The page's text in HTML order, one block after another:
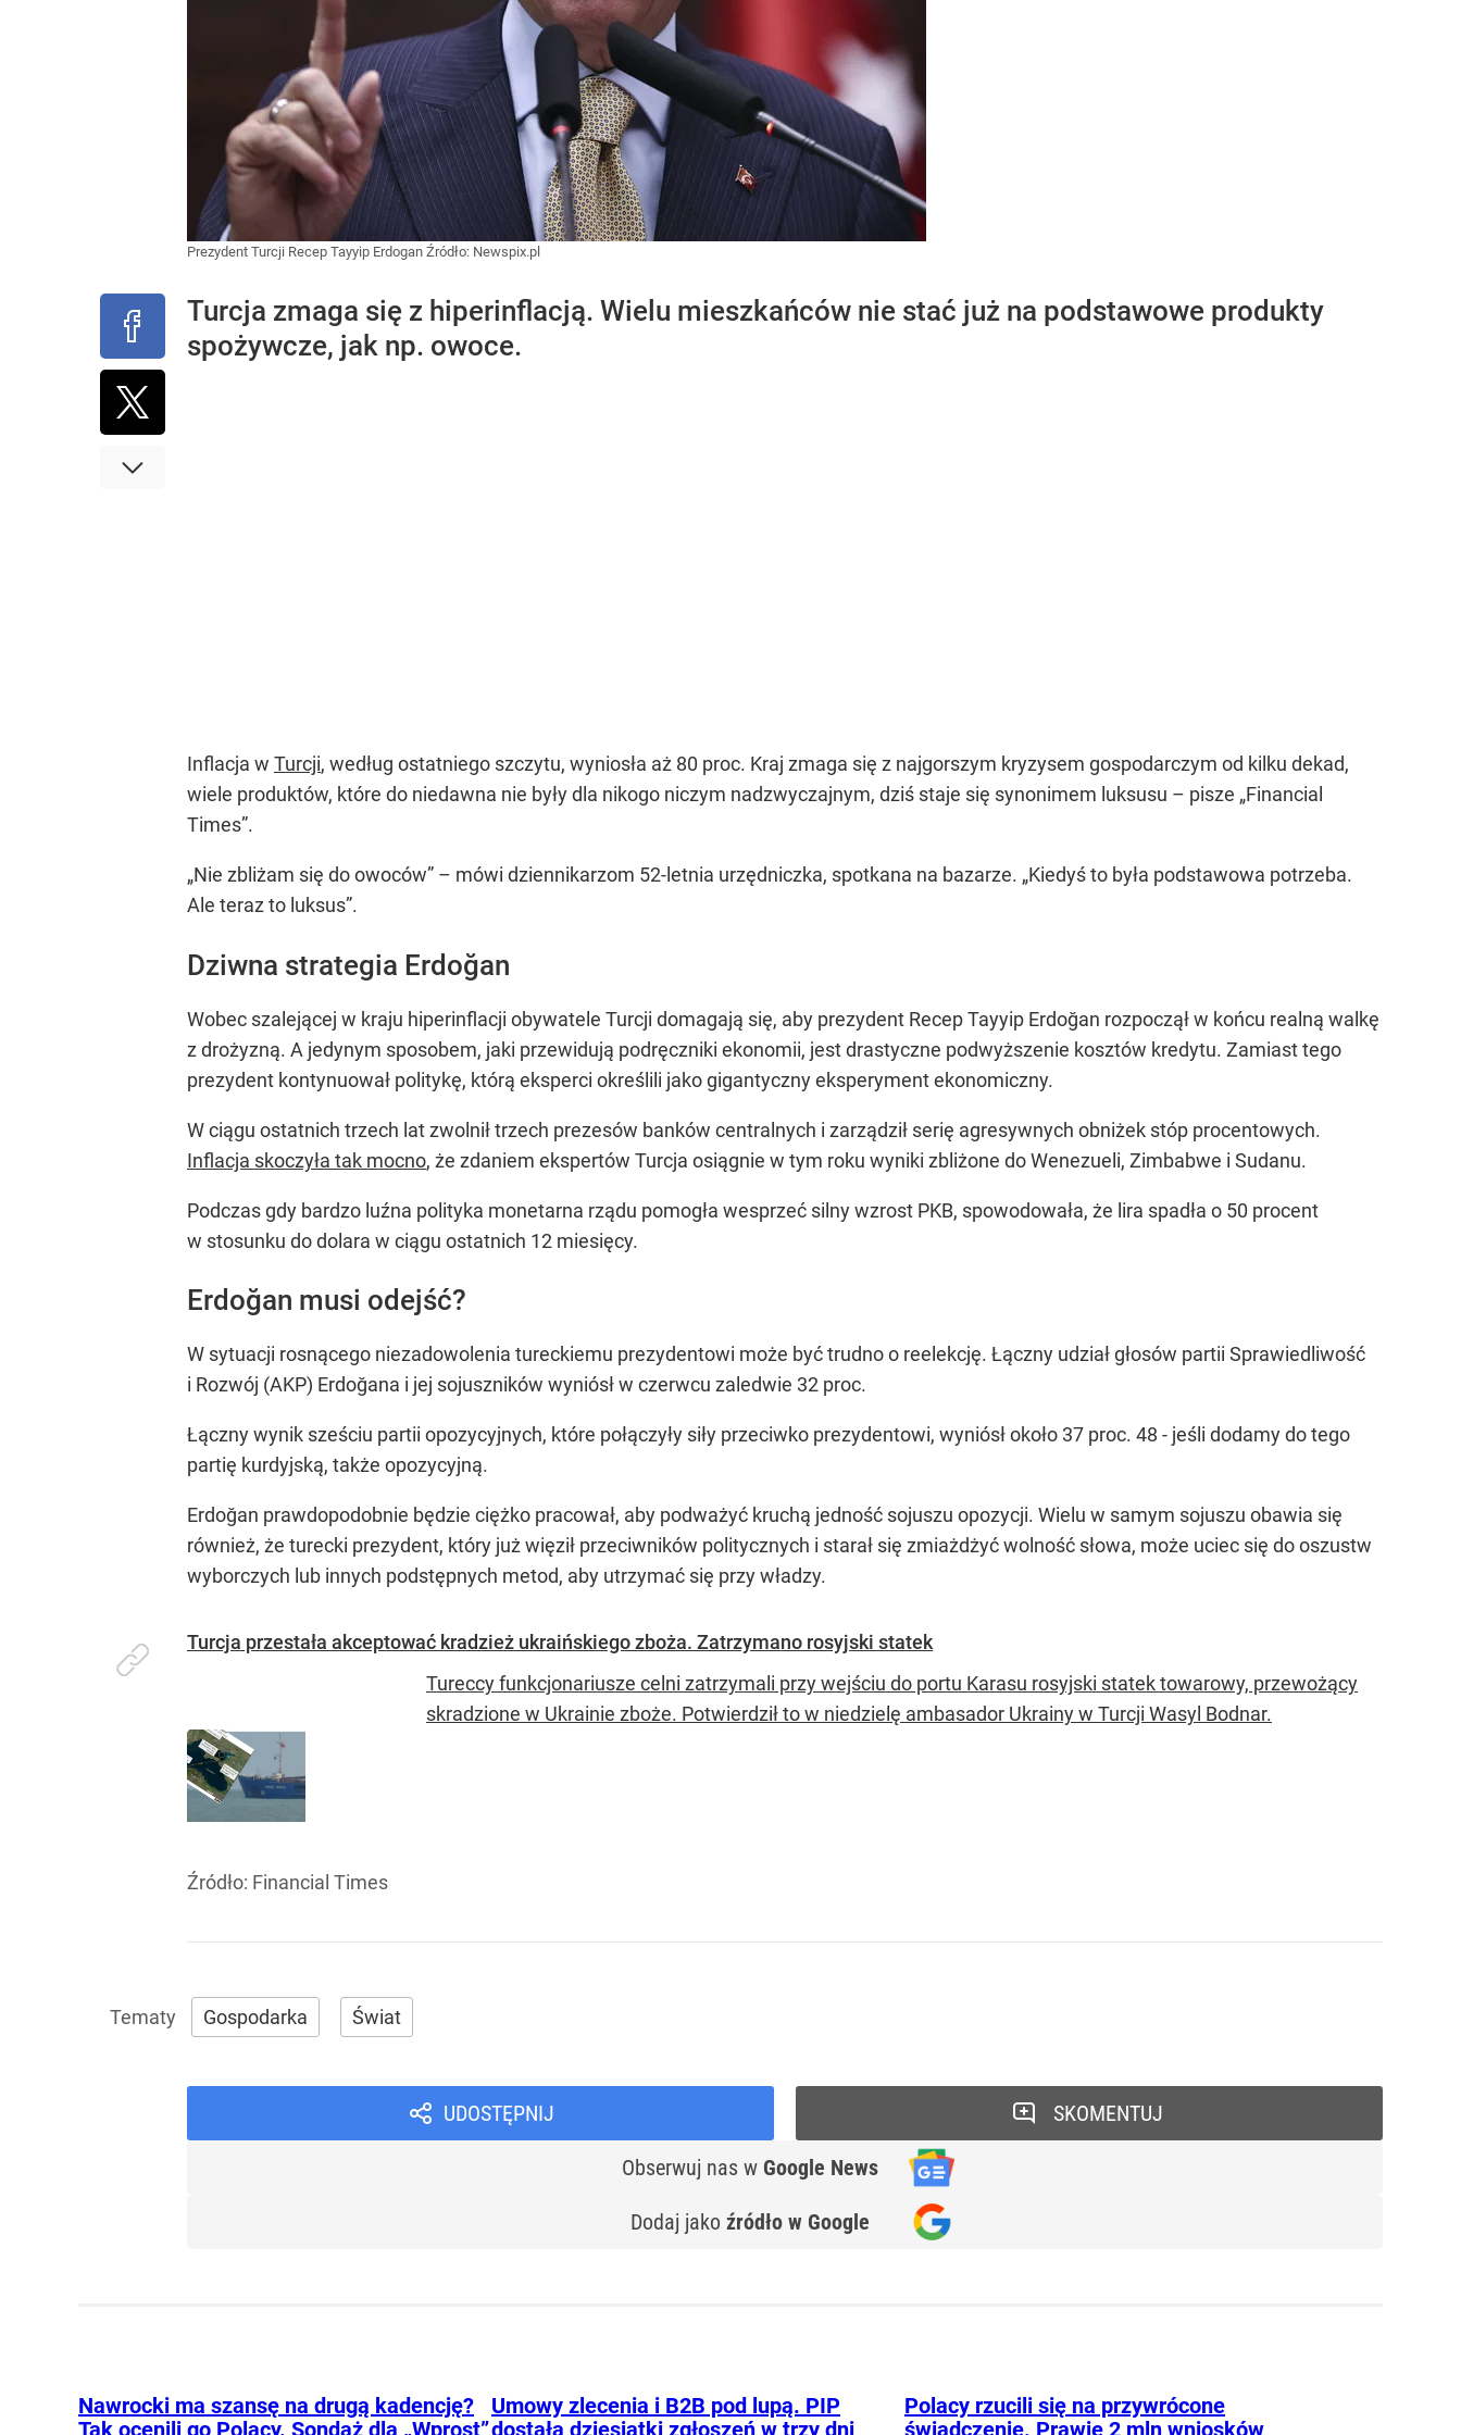
Prezydent Turcji Recep Tayyip Erdogan Źródło: Newspix.pl
Turcja zmaga się z hiperinflacją. Wielu mieszkańców nie stać już na podstawowe produkty
spożywcze, jak np. owoce.
Inflacja w Turcji, według ostatniego szczytu, wyniosła aż 80 proc. Kraj zmaga się z najgorszym kryzysem gospodarczym od kilku dekad,
wiele produktów, które do niedawna nie były dla nikogo niczym nadzwyczajnym, dziś staje się synonimem luksusu – pisze „Financial
Times”.
„Nie zbliżam się do owoców” – mówi dziennikarzom 52-letnia urzędniczka, spotkana na bazarze. „Kiedyś to była podstawowa potrzeba.
Ale teraz to luksus”.
Dziwna strategia Erdoğan
Wobec szalejącej w kraju hiperinflacji obywatele Turcji domagają się, aby prezydent Recep Tayyip Erdoğan rozpoczął w końcu realną walkę
z drożyzną. A jedynym sposobem, jaki przewidują podręczniki ekonomii, jest drastyczne podwyższenie kosztów kredytu. Zamiast tego
prezydent kontynuował politykę, którą eksperci określili jako gigantyczny eksperyment ekonomiczny.
W ciągu ostatnich trzech lat zwolnił trzech prezesów banków centralnych i zarządził serię agresywnych obniżek stóp procentowych.
Inflacja skoczyła tak mocno, że zdaniem ekspertów Turcja osiągnie w tym roku wyniki zbliżone do Wenezueli, Zimbabwe i Sudanu.
Podczas gdy bardzo luźna polityka monetarna rządu pomogła wesprzeć silny wzrost PKB, spowodowała, że lira spadła o 50 procent
w stosunku do dolara w ciągu ostatnich 12 miesięcy.
Erdoğan musi odejść?
W sytuacji rosnącego niezadowolenia tureckiemu prezydentowi może być trudno o reelekcję. Łączny udział głosów partii Sprawiedliwość
i Rozwój (AKP) Erdoğana i jej sojuszników wyniósł w czerwcu zaledwie 32 proc.
Łączny wynik sześciu partii opozycyjnych, które połączyły siły przeciwko prezydentowi, wyniósł około 37 proc. 48 - jeśli dodamy do tego
partię kurdyjską, także opozycyjną.
Erdoğan prawdopodobnie będzie ciężko pracował, aby podważyć kruchą jedność sojuszu opozycji. Wielu w samym sojuszu obawia się
również, że turecki prezydent, który już więził przeciwników politycznych i starał się zmiażdżyć wolność słowa, może uciec się do oszustw
wyborczych lub innych podstępnych metod, aby utrzymać się przy władzy.
Turcja przestała akceptować kradzież ukraińskiego zboża. Zatrzymano rosyjski statek
Tureccy funkcjonariusze celni zatrzymali przy wejściu do portu Karasu rosyjski statek towarowy, przewożący
skradzione w Ukrainie zboże. Potwierdził to w niedzielę ambasador Ukrainy w Turcji Wasyl Bodnar.
Źródło: Financial Times
Gospodarka Świat
UDOSTĘPNIJ
Obserwuj nas w Google News
Dodaj jako źródło w Google
SKOMENTUJ
Nawrocki ma szansę na drugą kadencję?
Tak ocenili go Polacy. Sondaż dla „Wprost”
Umowy zlecenia i B2B pod lupą. PIP
dostała dziesiątki zgłoszeń w trzy dni
Polacy rzucili się na przywrócone
świadczenie. Prawie 2 mln wniosków